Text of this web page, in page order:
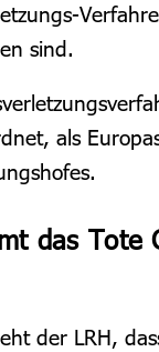
sind.
als
das Tote
der LRH,